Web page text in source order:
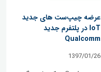
عرضه چیپ‌ست های جدید
IoT در پلتفرم جدید
Qualcomm
1397/01/26